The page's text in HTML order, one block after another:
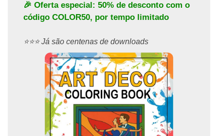
🎉 Oferta especial: 50% de desconto com o
código COLOR50, por tempo limitado
⭐️⭐️⭐️ Já são centenas de downloads